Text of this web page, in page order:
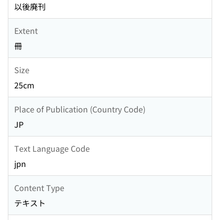
以後廃刊
Extent
冊
Size
25cm
Place of Publication (Country Code)
JP
Text Language Code
jpn
Content Type
テキスト